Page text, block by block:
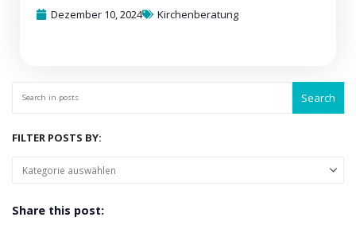
Dezember 10, 2024
Kirchenberatung
Search
FILTER POSTS BY:
Share this post: